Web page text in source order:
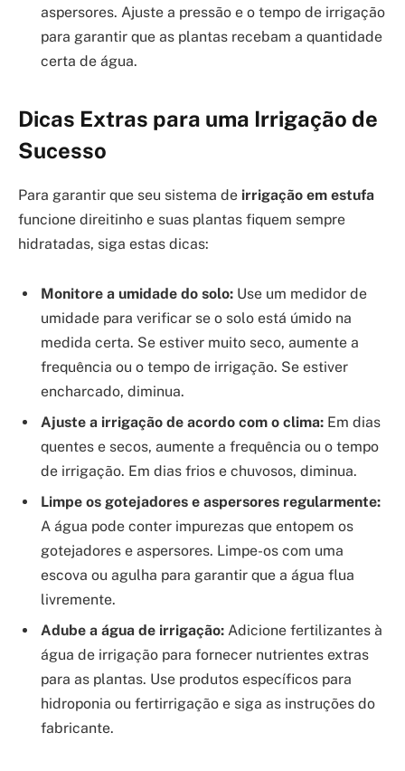
aspersores. Ajuste a pressão e o tempo de irrigação
para garantir que as plantas recebam a quantidade
certa de água.
Dicas Extras para uma Irrigação de
Sucesso
Para garantir que seu sistema de irrigação em estufa
funcione direitinho e suas plantas fiquem sempre
hidratadas, siga estas dicas:
Monitore a umidade do solo: Use um medidor de
umidade para verificar se o solo está úmido na
medida certa. Se estiver muito seco, aumente a
frequência ou o tempo de irrigação. Se estiver
encharcado, diminua.
Ajuste a irrigação de acordo com o clima: Em dias
quentes e secos, aumente a frequência ou o tempo
de irrigação. Em dias frios e chuvosos, diminua.
Limpe os gotejadores e aspersores regularmente:
A água pode conter impurezas que entopem os
gotejadores e aspersores. Limpe-os com uma
escova ou agulha para garantir que a água flua
livremente.
Adube a água de irrigação: Adicione fertilizantes à
água de irrigação para fornecer nutrientes extras
para as plantas. Use produtos específicos para
hidroponia ou fertirrigação e siga as instruções do
fabricante.